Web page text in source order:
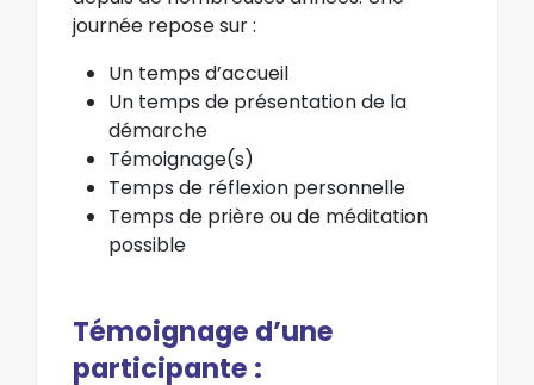
journée repose sur :
Un temps d’accueil
Un temps de présentation de la
démarche
Témoignage(s)
Temps de réflexion personnelle
Temps de prière ou de méditation
possible
Témoignage d’une
participante :